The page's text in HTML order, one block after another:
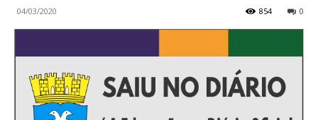
04/03/2020 0
854